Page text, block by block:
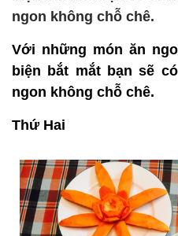
ngon không chỗ chê.
Với những món ăn
biện bắt mắt bạn sẽ
ngon không chỗ chê.
Thứ Hai